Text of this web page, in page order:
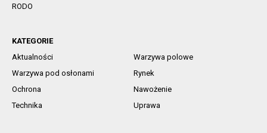
RODO
KATEGORIE
Aktualności
Warzywa polowe
Warzywa pod osłonami
Rynek
Ochrona
Nawożenie
Technika
Uprawa